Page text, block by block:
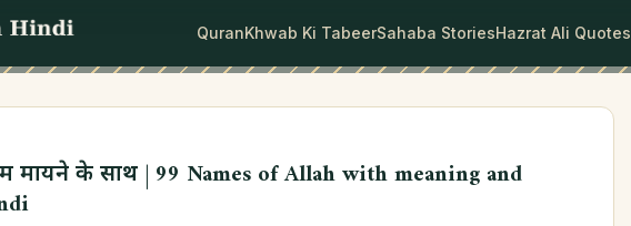
QuranKhwab Ki TabeerSahaba StoriesHazrat Ali Quotes
मायने के साथ | 99 Names of Allah with meaning and